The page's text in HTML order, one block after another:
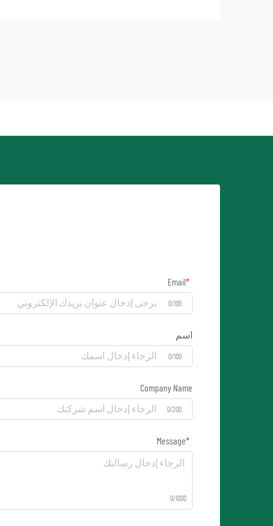
Email
0/100
اسم
0/100
Company Name
0/200
Message
0/1000